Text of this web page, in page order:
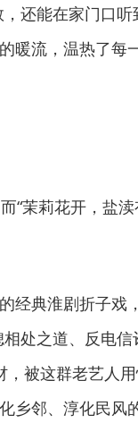
还能在家门口听
暖流，温热了每
“茉莉花开，盐渎
经典淮剧折子戏
相处之道、反电
被这群老艺人
乡邻、淳化民风